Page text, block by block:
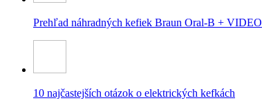
Prehľad náhradných kefiek Braun Oral-B + VIDEO
10 najčastejších otázok o elektrických kefkách